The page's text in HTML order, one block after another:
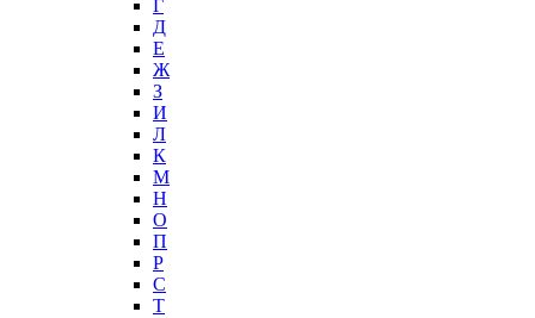
Г
Д
Е
Ж
З
И
Л
К
М
Н
О
П
Р
С
Т